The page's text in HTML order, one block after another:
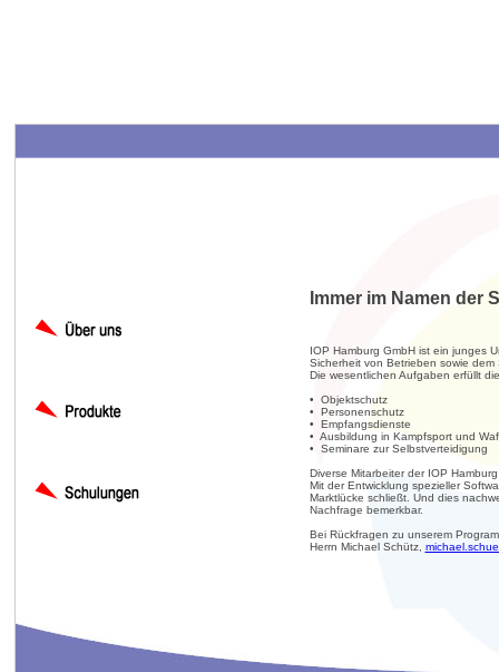
Immer im Namen der
IOP Hamburg GmbH ist ein junges
Sicherheit von Betrieben sowie
Die wesentlichen Aufgaben erfüllt
• Objektschutz
• Personenschutz
• Empfangsdienste
• Ausbildung in Kampfsport und
• Seminare zur Selbstverteidigung
Diverse Mitarbeiter der IOP
Mit der Entwicklung spezieller
Marktlücke schließt. Und dies
Nachfrage bemerkbar.
Bei Rückfragen zu unserem
Herrn Michael Schütz,